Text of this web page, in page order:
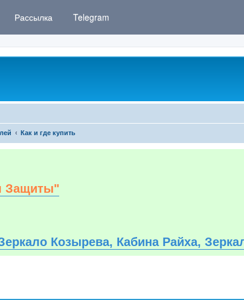
Рассылка Telegram
Как и где купить
Защиты"
Козырева, Кабина Райха,